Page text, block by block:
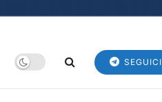
SEGUICI